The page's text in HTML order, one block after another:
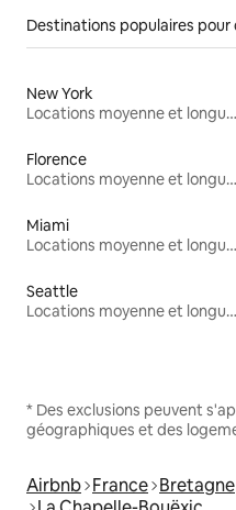
Destinations populaires pour
New York
Locations moyenne et longue durée
Florence
Locations moyenne et longue durée
Miami
Locations moyenne et longue durée
Seattle
Locations moyenne et longue durée
* Des exclusions peuvent
géographiques et des
Airbnb France Bretagne